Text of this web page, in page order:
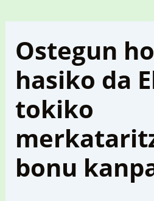
Ostegun
hasiko da
tokiko
bonu